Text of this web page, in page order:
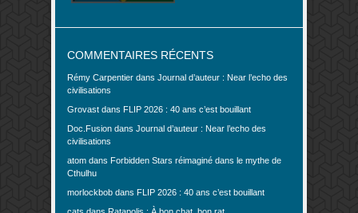
COMMENTAIRES RÉCENTS
Rémy Carpentier dans Journal d’auteur : Near l’echo des
civilisations
Grovast dans FLIP 2026 : 40 ans c’est bouillant
Doc.Fusion dans Journal d’auteur : Near l’echo des
civilisations
atom dans Forbidden Stars réimaginé dans le mythe de
Cthulhu
morlockbob dans FLIP 2026 : 40 ans c’est bouillant